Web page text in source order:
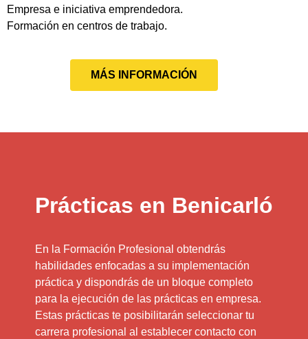
Empresa e iniciativa emprendedora.
Formación en centros de trabajo.
MÁS INFORMACIÓN
Prácticas en Benicarló
En la Formación Profesional obtendrás
habilidades enfocadas a su implementación
práctica y dispondrás de un bloque completo
para la ejecución de las prácticas en empresa.
Estas prácticas te posibilitarán seleccionar tu
carrera profesional al establecer contacto con